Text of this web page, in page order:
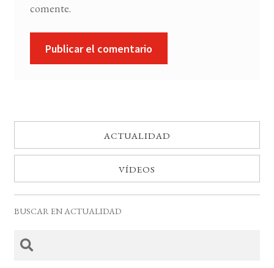
comente.
ACTUALIDAD
VÍDEOS
BUSCAR EN ACTUALIDAD